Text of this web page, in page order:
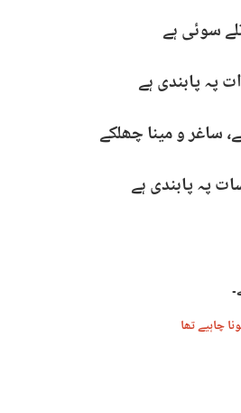
سوئی ہے
پہ پابندی ہے
ساغر و مینا چھلکے
پہ پابندی ہے
چاہیے تھا